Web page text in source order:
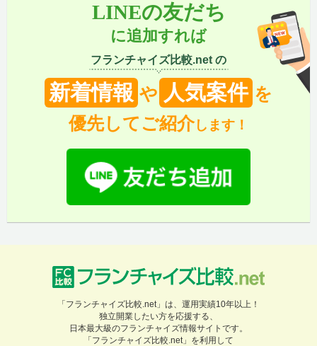
LINEの友だち
に追加すれば
フランチャイズ比較.net の
新着情報 や 人気案件 を
優先してご紹介します！
「フランチャイズ比較.net」は、運用実績10年以上！
独立開業したい方を応援する、
日本最大級のフランチャイズ情報サイトです。
「フランチャイズ比較.net」を利用して